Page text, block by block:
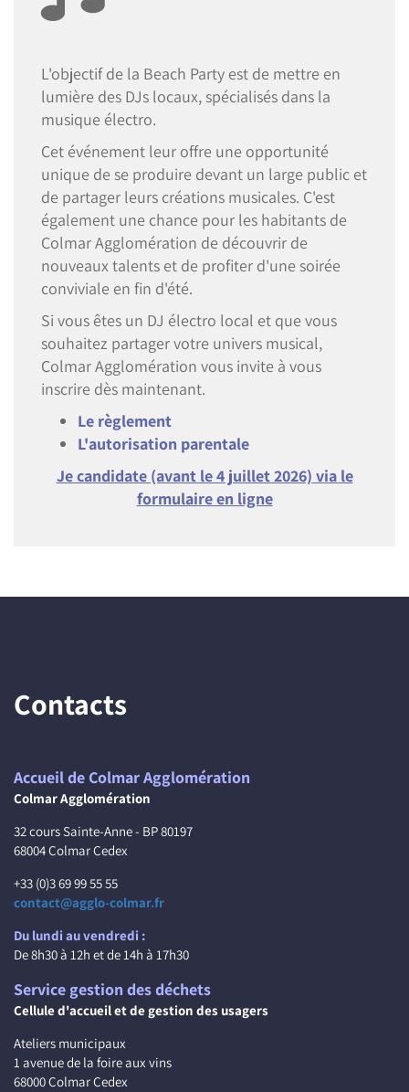
L'objectif de la Beach Party est de mettre en
lumière des DJs locaux, spécialisés dans la
musique électro.
Cet événement leur offre une opportunité
unique de se produire devant un large public et
de partager leurs créations musicales. C'est
également une chance pour les habitants de
Colmar Agglomération de découvrir de
nouveaux talents et de profiter d'une soirée
conviviale en fin d'été.
Si vous êtes un DJ électro local et que vous
souhaitez partager votre univers musical,
Colmar Agglomération vous invite à vous
inscrire dès maintenant.
Le règlement
L'autorisation parentale
Je candidate (avant le 4 juillet 2026) via le
formulaire en ligne
Contacts
Accueil de Colmar Agglomération
Colmar Agglomération
32 cours Sainte-Anne - BP 80197
68004 Colmar Cedex
+33 (0)3 69 99 55 55
contact@agglo-colmar.fr
Du lundi au vendredi :
De 8h30 à 12h et de 14h à 17h30
Service gestion des déchets
Cellule d'accueil et de gestion des usagers
Ateliers municipaux
1 avenue de la foire aux vins
68000 Colmar Cedex